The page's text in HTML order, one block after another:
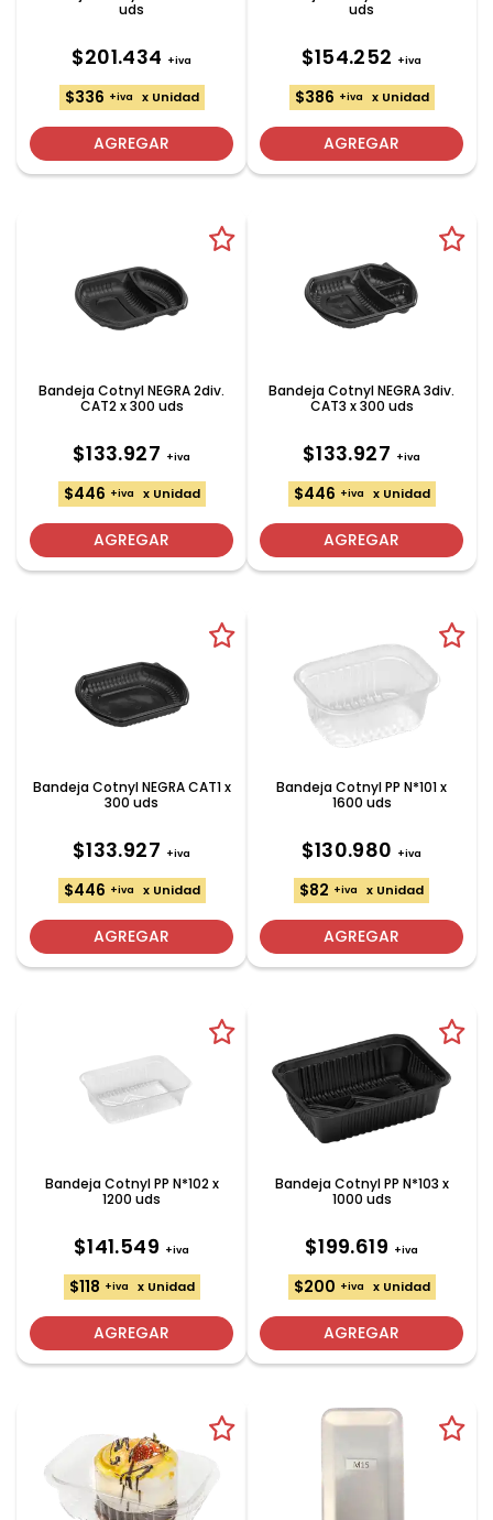
uds
$201.434 +iva
$336 +iva x Unidad
AGREGAR
uds
$154.252 +iva
$386 +iva x Unidad
AGREGAR
Bandeja Cotnyl NEGRA 2div.
CAT2 x 300 uds
$133.927 +iva
$446 +iva x Unidad
AGREGAR
Bandeja Cotnyl NEGRA 3div.
CAT3 x 300 uds
$133.927 +iva
$446 +iva x Unidad
AGREGAR
Bandeja Cotnyl NEGRA CAT1 x
300 uds
$133.927 +iva
$446 +iva x Unidad
AGREGAR
Bandeja Cotnyl PP N*101 x
1600 uds
$130.980 +iva
$82 +iva x Unidad
AGREGAR
Bandeja Cotnyl PP N*102 x
1200 uds
$141.549 +iva
$118 +iva x Unidad
AGREGAR
Bandeja Cotnyl PP N*103 x
1000 uds
$199.619 +iva
$200 +iva x Unidad
AGREGAR